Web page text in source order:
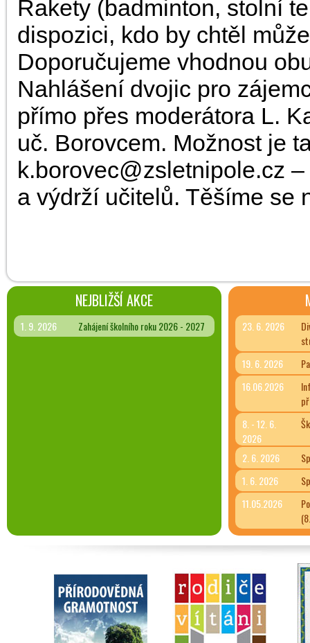
Rakety (badminton, stolní
dispozici, kdo by chtěl
Doporučujeme vhodnou
Nahlášení dvojic pro
přímo přes moderátora L.
uč. Borovcem. Možnost je
k.borovec@zsletnipole.cz
a výdrží učitelů. Těšíme se
NEJBLIŽŠÍ AKCE
1. 9. 2026 Zahájení školního roku 2026 - 2027 23. 6. 2026
19. 6. 2026
16.06.2026
8. - 12. 6.
2026
2. 6. 2026
1. 6. 2026
11.05.2026